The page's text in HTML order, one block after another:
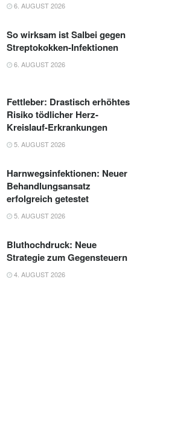
6. AUGUST 2026
So wirksam ist Salbei gegen
Streptokokken-Infektionen
6. AUGUST 2026
Fettleber: Drastisch erhöhtes
Risiko tödlicher Herz-
Kreislauf-Erkrankungen
5. AUGUST 2026
Harnwegsinfektionen: Neuer
Behandlungsansatz
erfolgreich getestet
5. AUGUST 2026
Bluthochdruck: Neue
Strategie zum Gegensteuern
4. AUGUST 2026